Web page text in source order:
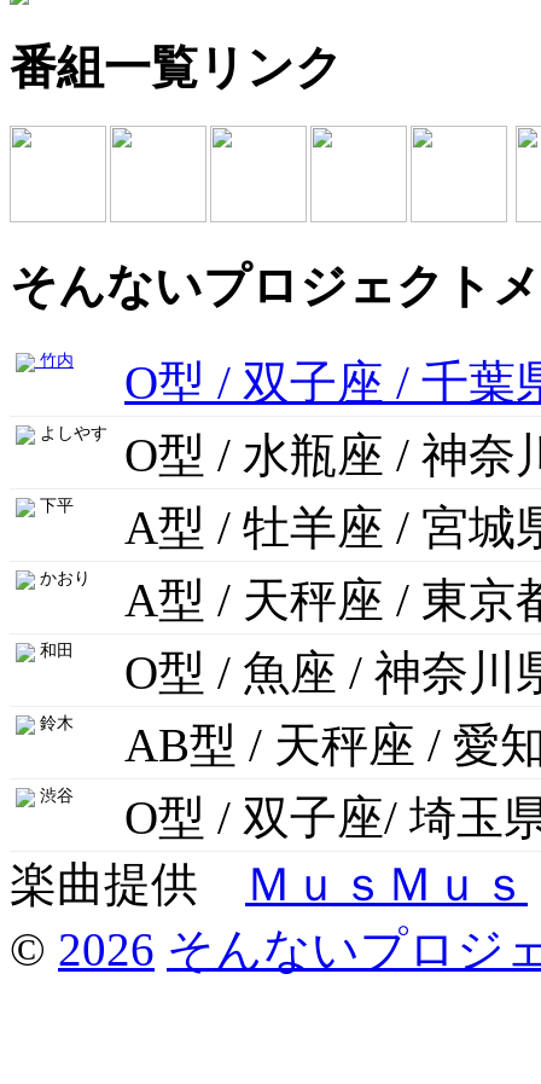
番組一覧リンク
そんないプロジェクト
竹内 O型 / 双子座 / 千葉
よしやす O型 / 水瓶座 / 神奈
下平 A型 / 牡羊座 / 宮城
かおり A型 / 天秤座 / 東京
和田 O型 / 魚座 / 神奈川
鈴木 AB型 / 天秤座 / 愛
渋谷
O型 / 双子座/ 埼玉
楽曲提供
ＭｕｓＭｕｓ
© 2026 そんないプロジ